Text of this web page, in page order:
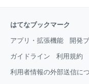
はてなブックマーク
アプリ・拡張機能 開発
ガイドライン 利用規約
利用者情報の外部送信に